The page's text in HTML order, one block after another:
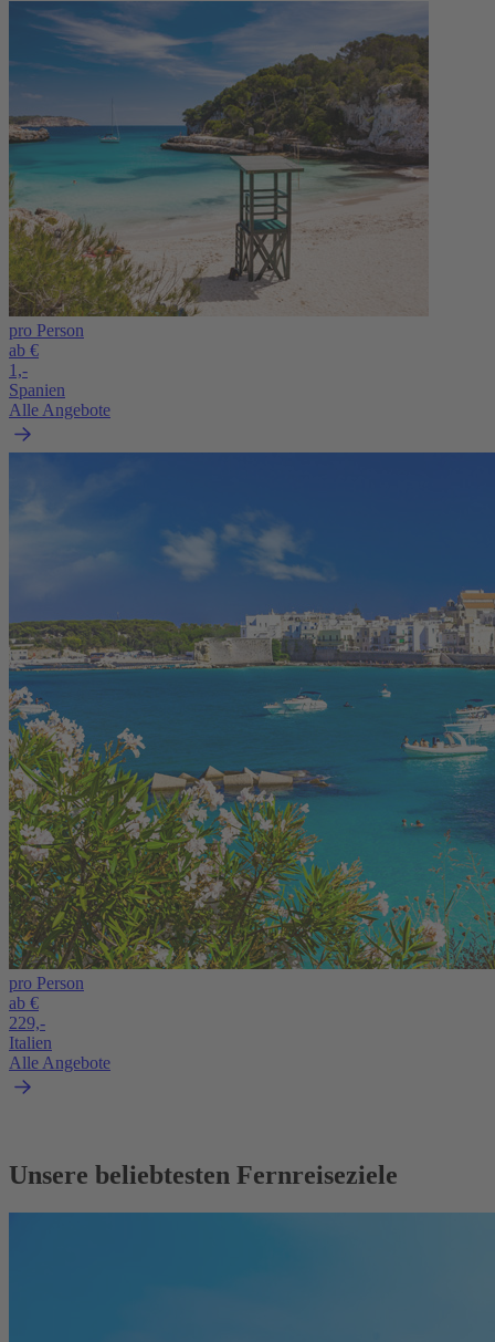
pro Person
ab €
1,-
Spanien
Alle Angebote
pro Person
ab €
229,-
Italien
Alle Angebote
Unsere beliebtesten Fernreiseziele